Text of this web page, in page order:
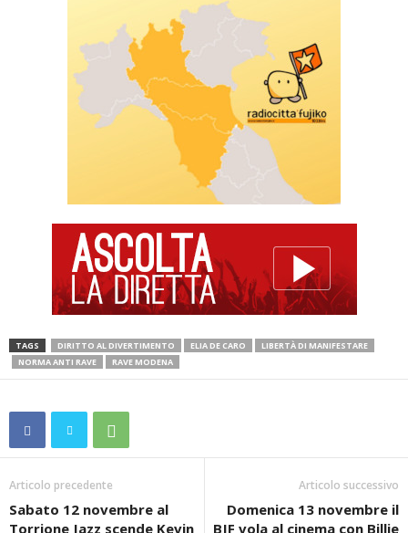
TAGS DIRITTO AL DIVERTIMENTO ELIA DE CARO
LIBERTÀ DI MANIFESTARE
NORMA ANTI RAVE
RAVE MODENA
Articolo precedente
Sabato 12 novembre al
Torrione Jazz scende Kevin
Articolo successivo
Domenica 13 novembre il
BJF vola al cinema con Billie